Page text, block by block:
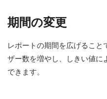
期間の変更
レポートの期間を広げるこ
ザー数を増やし、しきい値に
できます。